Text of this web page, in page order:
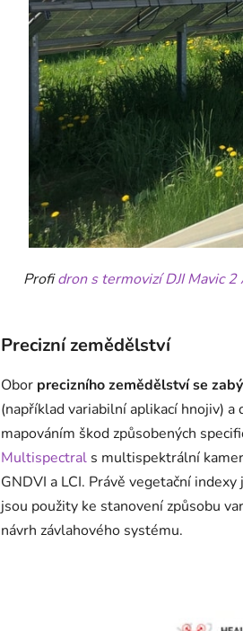
Profidron s termovizí DJI Mavic
Precizní zemědělství
Obor precizního zemědělství se
(například variabilní aplikací hnojiv)
mapováním škod způsobených
Multispectral s multispektrální
GNDVI a LCI. Právě vegetační
jsou použity ke stanovení způsobu
návrh závlahového systému.